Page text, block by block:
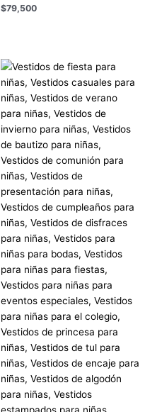
$79,500